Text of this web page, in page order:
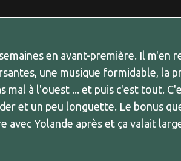
en avant-première. Il m'en
une musique formidable, la
mal à l'ouest ... et puis c'est tout.
et un peu longuette. Le bonus
avec Yolande après et ça valait